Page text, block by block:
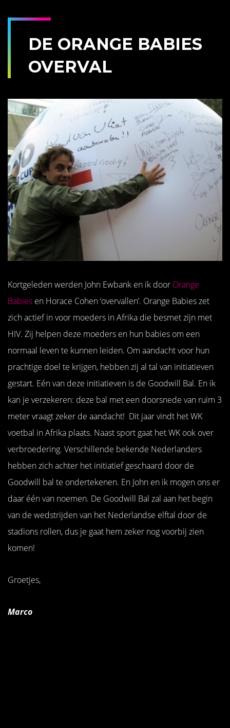
DE ORANGE BABIES
OVERVAL
Kortgeleden werden John Ewbank en ik door Orange
Babies en Horace Cohen ‘overvallen’. Orange Babies zet
zich actief in voor moeders in Afrika die besmet zijn met
HIV. Zij helpen deze moeders en hun babies om een
normaal leven te kunnen leiden. Om aandacht voor hun
prachtige doel te krijgen, hebben zij al tal van initiatieven
gestart. Eén van deze initiatieven is de Goodwill Bal. En ik
kan je verzekeren: deze bal met een doorsnede van ruim 3
meter vraagt zeker de aandacht! Dit jaar vindt het WK
voetbal in Afrika plaats. Naast sport gaat het WK ook over
verbroedering. Verschillende bekende Nederlanders
hebben zich achter het initiatief geschaard door de
Goodwill bal te ondertekenen. En John en ik mogen ons er
daar één van noemen. De Goodwill Bal zal aan het begin
van de wedstrijden van het Nederlandse elftal door de
stadions rollen, dus je gaat hem zeker nog voorbij zien
komen!
Groetjes,
Marco